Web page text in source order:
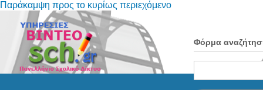
Παράκαμψη προς το κυρίως περιεχόμενο
Φόρμα